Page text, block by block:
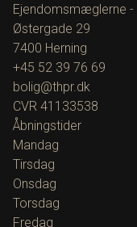
Ejendomsmæglerne
Østergade 29
7400 Herning
+45 52 39 76 69
bolig@thpr.dk
CVR 41133538
Åbningstider
Mandag
Tirsdag
Onsdag
Torsdag
Fredag